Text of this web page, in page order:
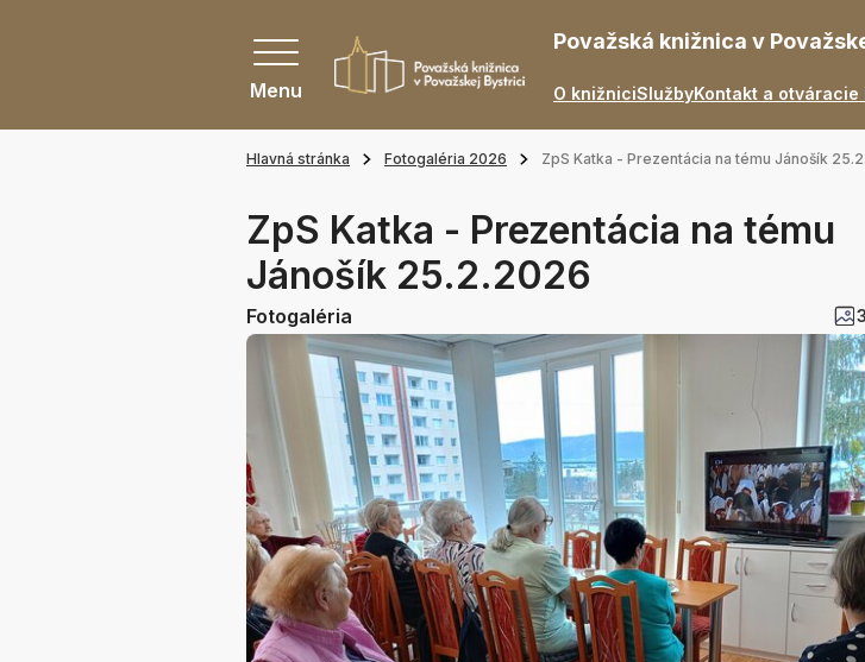
Menu
Považská knižnica v
O knižniciSlužbyKontakt a otváracie
Hlavná stránka Fotogaléria 2026 ZpS Katka - Prezentácia na tému Jánošík
ZpS Katka - Prezentácia na tému
Jánošík 25.2.2026
Fotogaléria